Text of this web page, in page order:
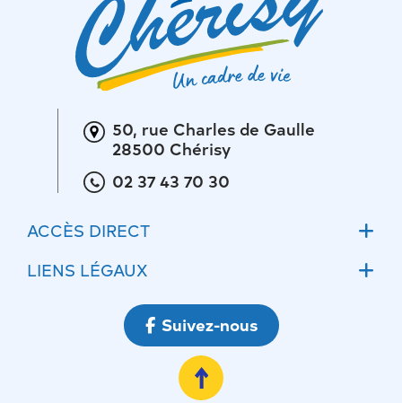
50, rue Charles de Gaulle
28500 Chérisy
02 37 43 70 30
ACCÈS DIRECT
Accueil
Ateliers communaux
LIENS LÉGAUX
Mentions légales
Conditions Générales d’Utilisations
Politique de confidentialité
Suivez-nous